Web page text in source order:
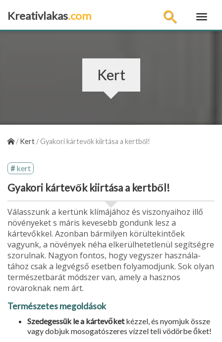
Kreativlakas.com
Kert
/Kert /Gyakori kártevők kiirtása a kertből!
kert
Gyakori kártevők kiirtása a kertből!
Válasszunk a kertünk klímájához és viszonyaihoz illő
növénye­ket s máris kevesebb gondunk lesz a
kártevőkkel. Azonban bármilyen körültekintőek
vagyunk, a növények néha elkerülhetet­lenül segítségre
szorulnak. Nagyon fontos, hogy vegyszer használa­
tához csak a legvégső esetben folyamodjunk. Sok olyan
termé­szetbarát módszer van, amely a hasznos
rovaroknak nem árt.
Természetes megoldások
Szedegessük le a kártevőketkézzel, és nyomjuk össze
vagy dobjuk mosogatószeres vízzel teli vödörbe őket!